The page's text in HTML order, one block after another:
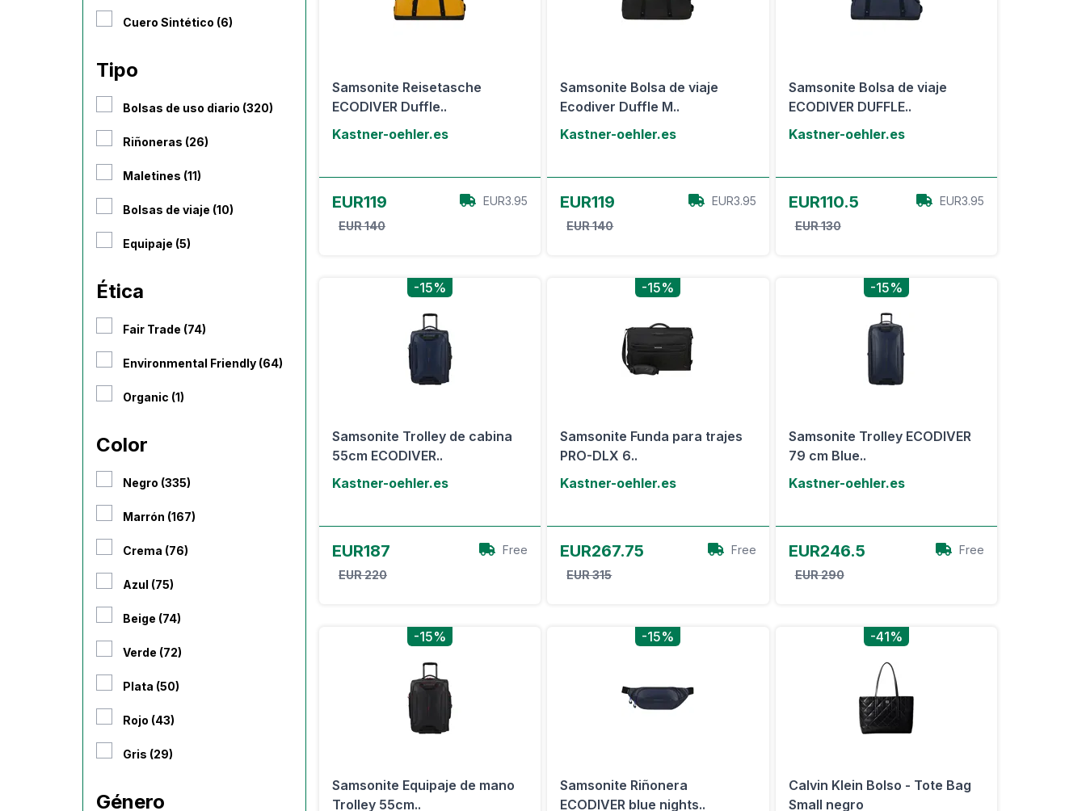
Cuero Sintético (6)
Tipo
Bolsas de uso diario (320)
Riñoneras (26)
Maletines (11)
Bolsas de viaje (10)
Equipaje (5)
Ética
Fair Trade (74)
Environmental Friendly (64)
Organic (1)
Color
Negro (335)
Marrón (167)
Crema (76)
Azul (75)
Beige (74)
Verde (72)
Plata (50)
Rojo (43)
Gris (29)
Género
Samsonite Reisetasche
ECODIVER Duffle..
Kastner-oehler.es
EUR119
EUR 140
EUR3.95
Samsonite Bolsa de viaje
Ecodiver Duffle M..
Kastner-oehler.es
EUR119
EUR 140
EUR3.95
Samsonite Bolsa de viaje
ECODIVER DUFFLE..
Kastner-oehler.es
EUR110.5
EUR 130
EUR3.95
-15%
Samsonite Trolley de cabina
55cm ECODIVER..
Kastner-oehler.es
EUR187
EUR 220
Free
-15%
Samsonite Funda para trajes
PRO-DLX 6..
Kastner-oehler.es
EUR267.75
EUR 315
Free
-15%
Samsonite Trolley ECODIVER
79 cm Blue..
Kastner-oehler.es
EUR246.5
EUR 290
Free
-15%
Samsonite Equipaje de mano
Trolley 55cm..
-15%
Samsonite Riñonera
ECODIVER blue nights..
-41%
Calvin Klein Bolso - Tote Bag
Small negro